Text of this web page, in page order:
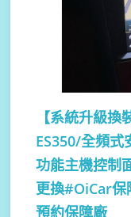
【系統升級換
ES350/全頻
功能主機控制
更換#OiCar保
預約保障廠